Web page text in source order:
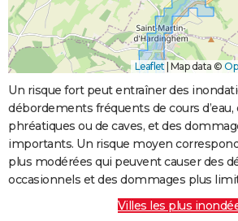
Leaflet | Map data ©
Un risque fort peut entraîner des
débordements fréquents de cours d’eau,
phréatiques ou de caves, et des
importants. Un risque moyen
plus modérées qui peuvent causer des
occasionnels et des dommages plus
Villes les plus